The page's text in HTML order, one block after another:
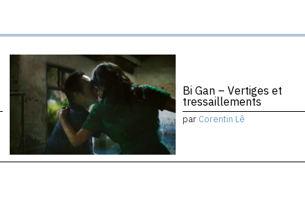
Bi Gan – Vertiges et
tressaillements
par Corentin Lê